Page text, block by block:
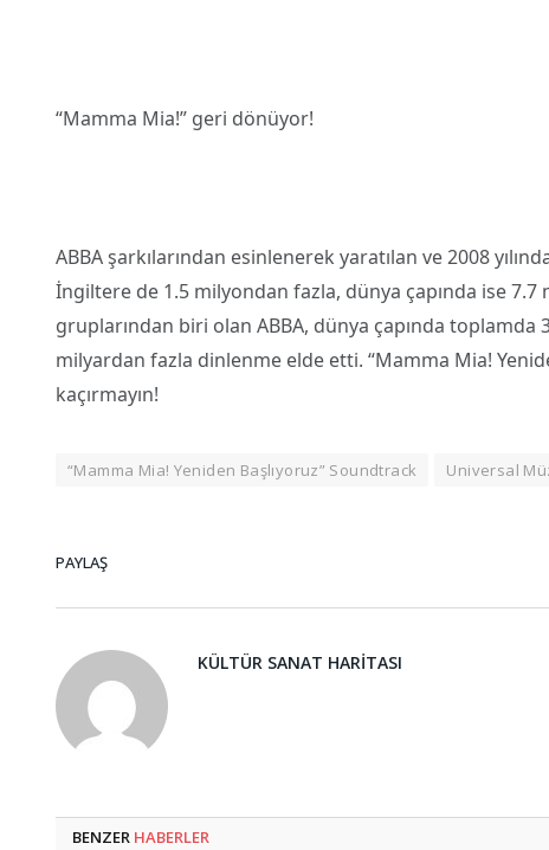
“Mamma Mia!” geri dönüyor!
ABBA şarkılarından esinlenerek yaratılan ve 2008
İngiltere de 1.5 milyondan fazla, dünya çapında ise 7.7
gruplarından biri olan ABBA, dünya çapında
milyardan fazla dinlenme elde etti. “Mamma Mia!
kaçırmayın!
“Mamma Mia! Yeniden Başlıyoruz” Soundtrack Universal
PAYLAŞ
KÜLTÜR SANAT HARITASI
BENZER HABERLER